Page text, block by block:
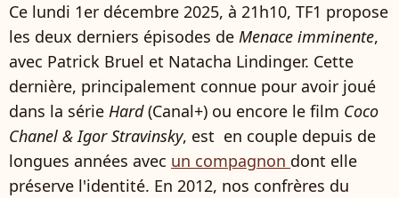
Ce lundi 1er décembre 2025, à 21h10, TF1 propose
les deux derniers épisodes de Menace imminente,
avec Patrick Bruel et Natacha Lindinger. Cette
dernière, principalement connue pour avoir joué
dans la série Hard(Canal+) ou encore le film Coco
Chanel & Igor Stravinsky, est en couple depuis de
longues années avec un compagnon dont elle
préserve l'identité. En 2012, nos confrères du